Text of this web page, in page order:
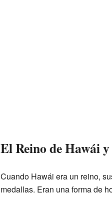
El Reino de Hawái
Cuando Hawái era un reino,
medallas. Eran una forma de